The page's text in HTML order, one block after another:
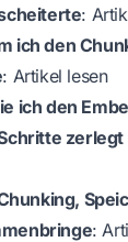
:
ich den
: Artikel lesen
ich den
zerlegt
: